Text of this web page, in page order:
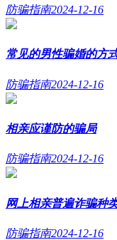
防骗指南2024-12-16
常见的男性骗婚的方
防骗指南2024-12-16
相亲应谨防的骗局
防骗指南2024-12-16
网上相亲普遍诈骗种
防骗指南2024-12-16